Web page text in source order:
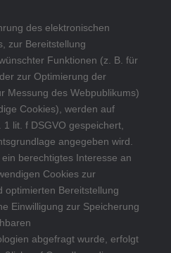
des elektronischen
zur Bereitstellung
Funktionen (z. B. für
zur Optimierung der
Messung des Webpublikums)
Cookies), werden auf
lit. f DSGVO gespeichert,
angegeben wird.
berechtigtes Interesse an
Cookies zur
optimierten Bereitstellung
Einwilligung zur Speicherung
abgefragt wurde, erfolgt